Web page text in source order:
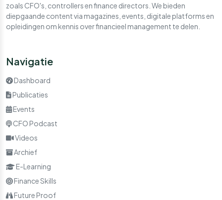
zoals CFO's, controllers en finance directors. We bieden
diepgaande content via magazines, events, digitale platforms en
opleidingen om kennis over financieel management te delen.
Navigatie
Dashboard
Publicaties
Events
CFO Podcast
Videos
Archief
E-Learning
Finance Skills
Future Proof